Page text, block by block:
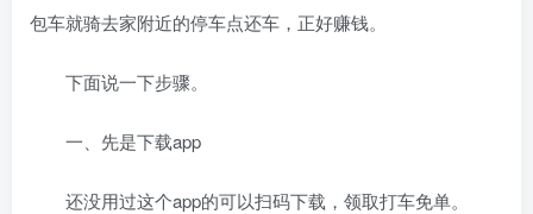
包车就骑去家附近的停车点还车，正好赚钱。
下面说一下步骤。
一、先是下载app
还没用过这个app的可以扫码下载，领取打车免单。